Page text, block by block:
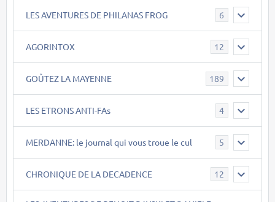
LES AVENTURES DE PHILANAS FROG 6
AGORINTOX 12
GOÛTEZ LA MAYENNE 189
LES ETRONS ANTI-FAs 4
MERDANNE: le journal qui vous troue le cul 5
CHRONIQUE DE LA DECADENCE 12